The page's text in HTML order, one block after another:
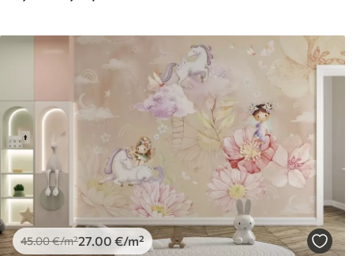
45.00€/m²27.00 €/m²